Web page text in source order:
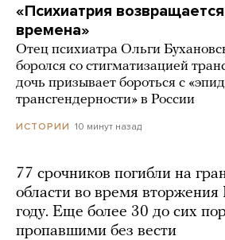
«Психиатрия
времена»
Отец психиатра Ольги
боролся со стигматизацией
дочь призывает бороться с
трансгендерности» в России
ИСТОРИИ 10 минут назад
77 срочников погибли на
области во время
году. Еще более 30 до сих
пропавшими без вести